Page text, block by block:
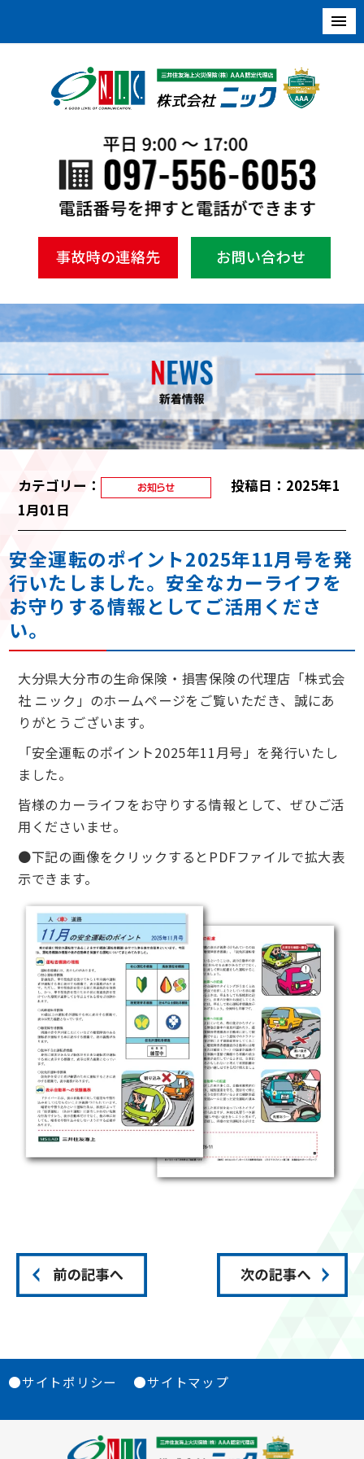
カテゴリー：
投稿日：2025年1
1月01日
安全運転のポイント2025年11月号を発
行いたしました。安全なカーライフを
お守りする情報としてご活用くださ
い。
大分県大分市の生命保険・損害保険の代理店「株式会
社 ニック」のホームページをご覧いただき、誠にあ
りがとうございます。
「安全運転のポイント2025年11月号」を発行いたし
ました。
皆様のカーライフをお守りする情報として、ぜひご活
用くださいませ。
●下記の画像をクリックするとPDFファイルで拡大表
示できます。
●サイトポリシー ●サイトマップ